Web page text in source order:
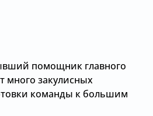
помощник главного
много закулисных
команды к большим